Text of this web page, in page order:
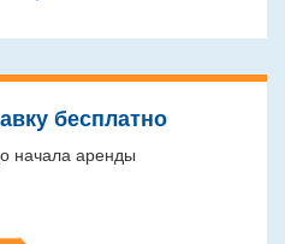
бесплатно
начала аренды